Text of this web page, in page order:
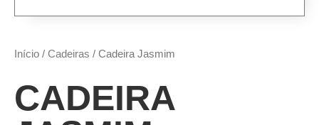
Início / Cadeiras / Cadeira Jasmim
CADEIRA